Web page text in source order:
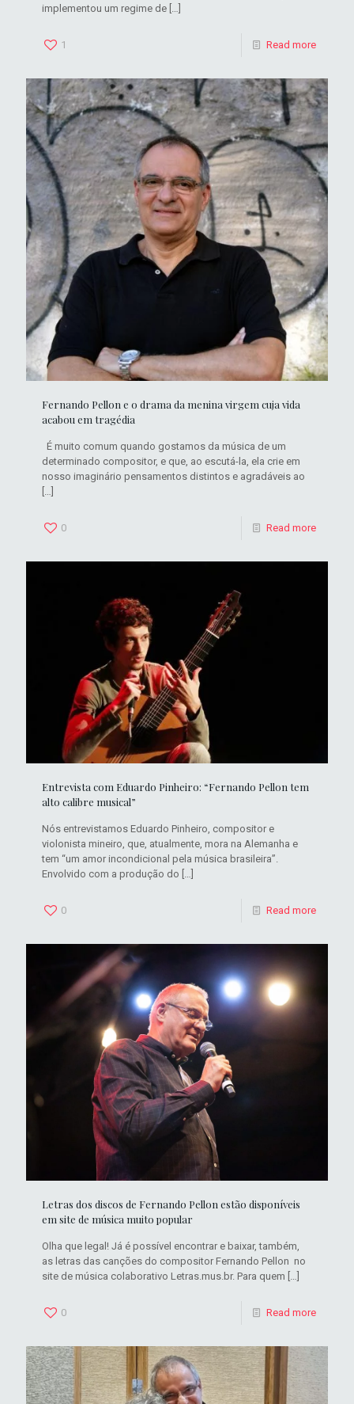
implementou um regime de […]
1 Read more
Fernando Pellon e o drama da menina virgem cuja vida
acabou em tragédia
É muito comum quando gostamos da música de um
determinado compositor, e que, ao escutá-la, ela crie em
nosso imaginário pensamentos distintos e agradáveis ao
[…]
0 Read more
Entrevista com Eduardo Pinheiro: “Fernando Pellon tem
alto calibre musical”
Nós entrevistamos Eduardo Pinheiro, compositor e
violonista mineiro, que, atualmente, mora na Alemanha e
tem “um amor incondicional pela música brasileira”.
Envolvido com a produção do […]
0 Read more
Letras dos discos de Fernando Pellon estão disponíveis
em site de música muito popular
Olha que legal! Já é possível encontrar e baixar, também,
as letras das canções do compositor Fernando Pellon no
site de música colaborativo Letras.mus.br. Para quem […]
0 Read more